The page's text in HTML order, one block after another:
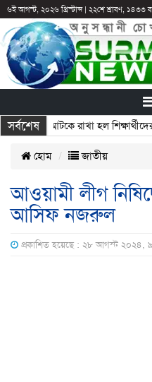
৬ই আগস্ট, ২০২৬ খ্রিস্টাব্দ| ২২শে শ্রাবণ, ১৪৩৩
সর্বশেষ
পরও আটকে রাখা হল শিক্ষার্থীদের
হোম জাতীয়
আওয়ামী লীগ
আসিফ নজরুল
প্রকাশিত হয়েছে : ২৮ আগস্ট ২০২৪,